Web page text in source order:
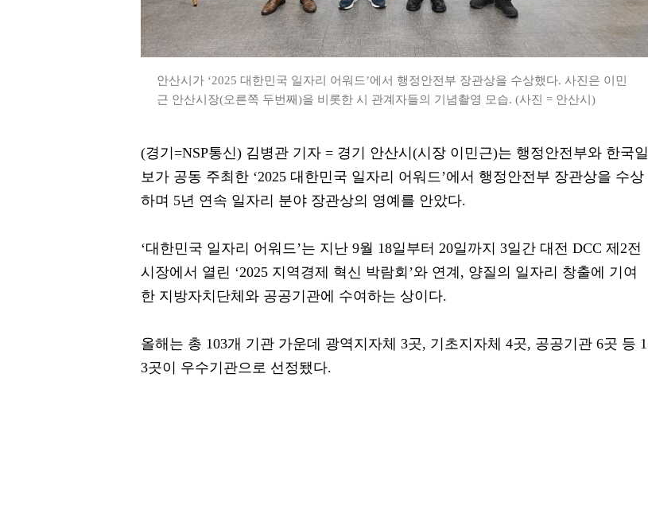
안산시가 ‘2025 대한민국 일자리 어워드’에서 행정안전부 장관상을 수상했다. 사진은 이민
근 안산시장(오른쪽 두번째)을 비롯한 시 관계자들의 기념촬영 모습. (사진 = 안산시)
(경기=NSP통신) 김병관 기자 = 경기 안산시(시장 이민근)는 행정안전부와 한국일
보가 공동 주최한 ‘2025 대한민국 일자리 어워드’에서 행정안전부 장관상을 수상
하며 5년 연속 일자리 분야 장관상의 영예를 안았다.
‘대한민국 일자리 어워드’는 지난 9월 18일부터 20일까지 3일간 대전 DCC 제2전
시장에서 열린 ‘2025 지역경제 혁신 박람회’와 연계, 양질의 일자리 창출에 기여
한 지방자치단체와 공공기관에 수여하는 상이다.
올해는 총 103개 기관 가운데 광역지자체 3곳, 기초지자체 4곳, 공공기관 6곳 등 1
3곳이 우수기관으로 선정됐다.